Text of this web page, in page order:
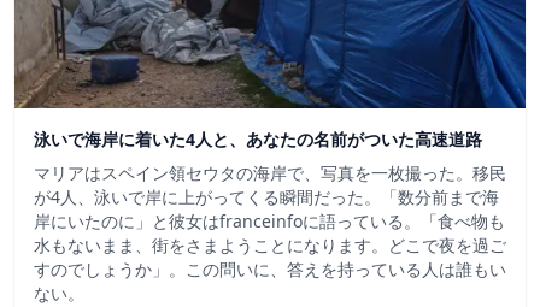
泳いで海岸に着いた4人と、あなたの名前がついた高速道路
マリアはスペイン領セウタの海岸で、写真を一枚撮った。移民
が4人、泳いで岸に上がってくる瞬間だった。「数分前まで海
岸にいたのに」と彼女はfranceinfoに語っている。「食べ物も
水もないまま、街をさまようことになります。どこで夜を過ご
すのでしょうか」。この問いに、答えを持っている人は誰もい
ない。